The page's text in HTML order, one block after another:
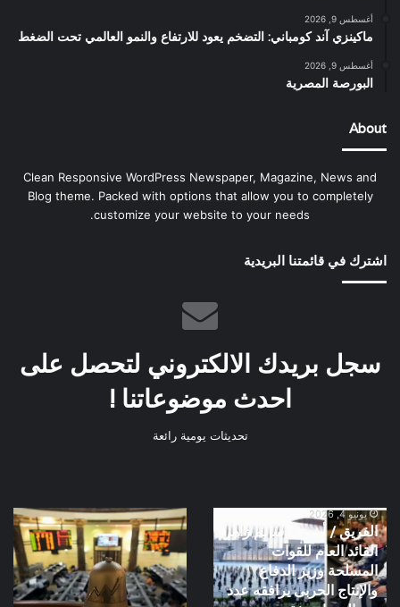
أغسطس 9, 2026
ماكينزي آند كومباني: التضخم يعود للارتفاع والنمو العالمي تحت الضغط
أغسطس 9, 2026
البورصة المصرية
About
Clean Responsive WordPress Newspaper, Magazine, News and
Blog theme. Packed with options that allow you to completely
customize your website to your needs.
اشترك في قائمتنا البريدية
سجل بريدك الالكتروني لتحصل على
احدث موضوعاتنا !
تحديثات يومية رائعة
الفريق
/
أشرف
سالم
زاهر
يونيو 4, 2026
الفريق / أشرف سالم زاهر
القائد العام للقوات
المسلحة وزير الدفاع
والإنتاج الحربى يرافقه عدد
البورصة
المصرية